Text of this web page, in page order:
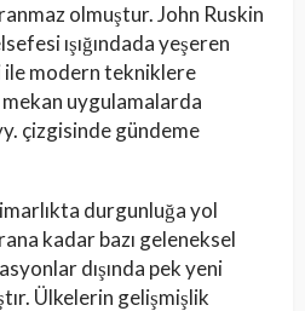
olmuştur. John Ruskin
ışığındada yeşeren
modern tekniklere
uygulamalarda
çizgisinde gündeme
durgunluğa yol
kadar bazı geleneksel
dışında pek yeni
Ülkelerin gelişmişlik